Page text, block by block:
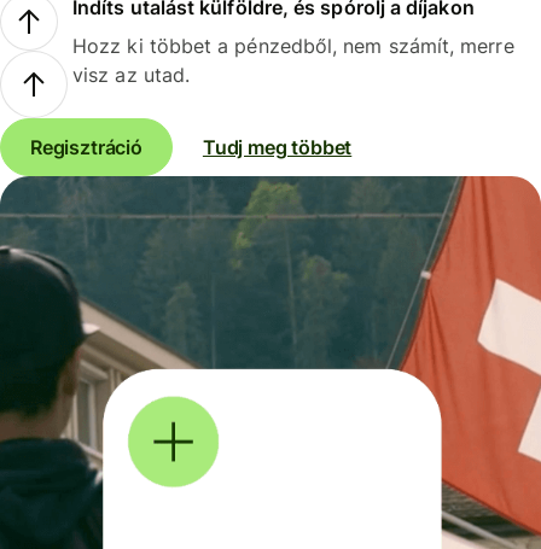
Indíts utalást külföldre, és spórolj a díjakon
Hozz ki többet a pénzedből, nem számít, merre
visz az utad.
Regisztráció Tudj meg többet